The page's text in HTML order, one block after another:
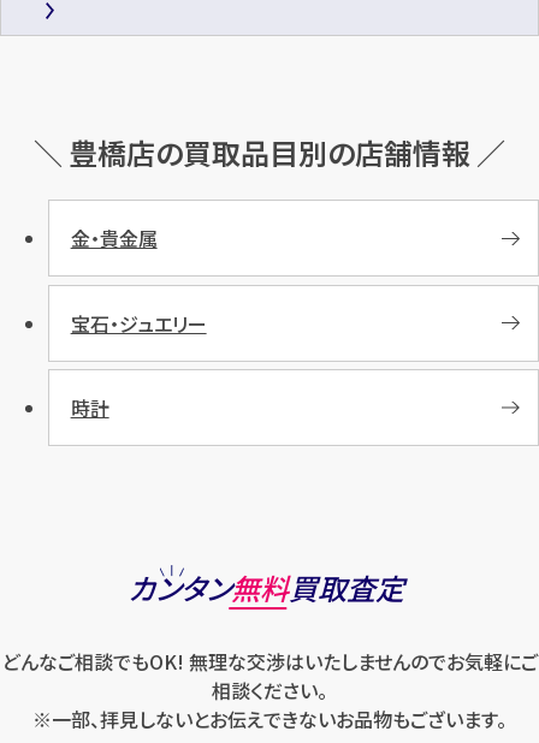
＼ 豊橋店の買取品目別の店舗情報 ／
金・貴金属
宝石・ジュエリー
時計
カンタン無料買取査定
どんなご相談でもOK! 無理な交渉はいたしませんのでお気軽にご
相談ください。
※一部、拝見しないとお伝えできないお品物もございます。